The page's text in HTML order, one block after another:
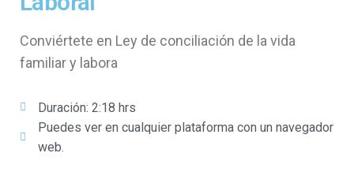
Conviértete en Ley de conciliación de la vida
familiar y labora
Duración: 2:18 hrs
Puedes ver en cualquier plataforma con un navegador
web.